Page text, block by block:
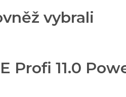
vybrali
Profi 11.0